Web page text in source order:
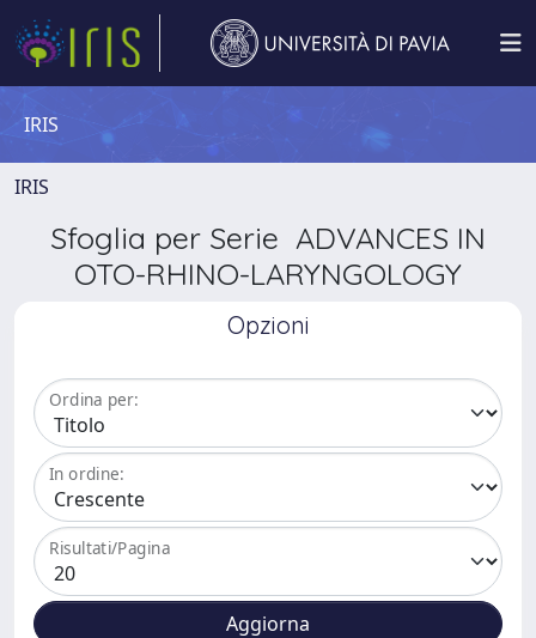
IRIS
IRIS
Sfoglia per Serie ADVANCES IN
OTO-RHINO-LARYNGOLOGY
Opzioni
Ordina per:
In ordine:
Risultati/Pagina